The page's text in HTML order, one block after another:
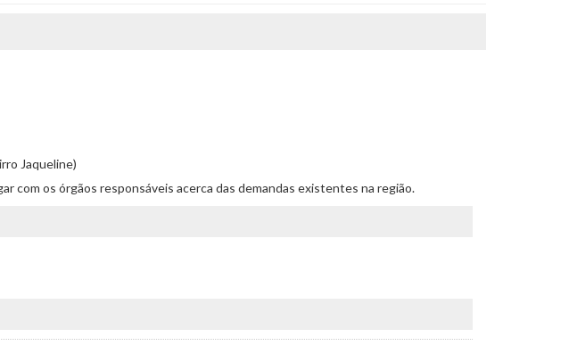
Jaqueline)
com os órgãos responsáveis acerca das demandas existentes na região.